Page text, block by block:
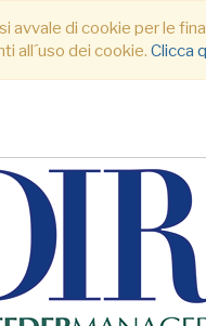
di cookie per le
all´uso dei cookie. Clicca